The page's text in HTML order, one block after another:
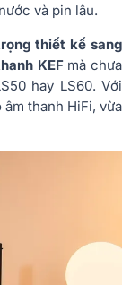
và pin lâu.
thiết kế sang
KEFmà chưa
hay LS60. Với
thanh HiFi, vừa